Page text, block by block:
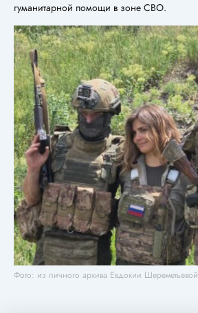
гуманитарной помощи в зоне СВО.
Фото: из личного архива Евдокии Шереметьевой